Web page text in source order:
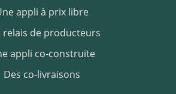
appli à prix libre
relais de producteurs
Des co-livraisons
appli co-construite